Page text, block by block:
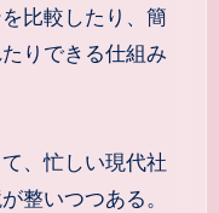
比較したり、簡
りできる仕組み
、忙しい現代社
整いつつある。